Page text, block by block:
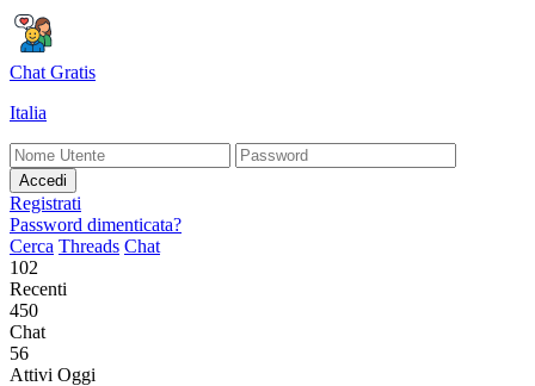
Chat Gratis
Italia
Accedi
Registrati
Password dimenticata?
Cerca Threads Chat
102
Recenti
450
Chat
56
Attivi Oggi